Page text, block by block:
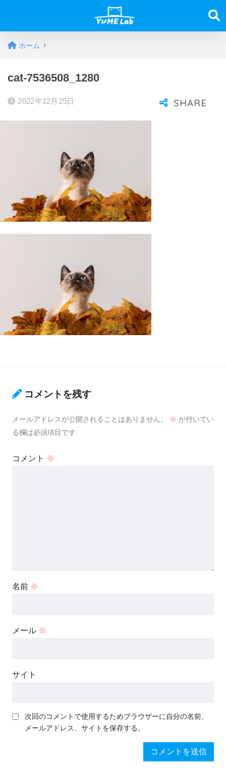
ホーム
cat-7536508_1280
2022年12月25日
コメントを残す
メールアドレスが公開されることはありません。 ※ が付いてい
る欄は必須項目です
コメント ※
名前 ※
メール ※
サイト
次回のコメントで使用するためブラウザーに自分の名前、
メールアドレス、サイトを保存する。